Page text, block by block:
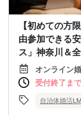
【初めての方
由参加できる
ス」神奈川＆
オンライン
受付終了ま
自治体婚活